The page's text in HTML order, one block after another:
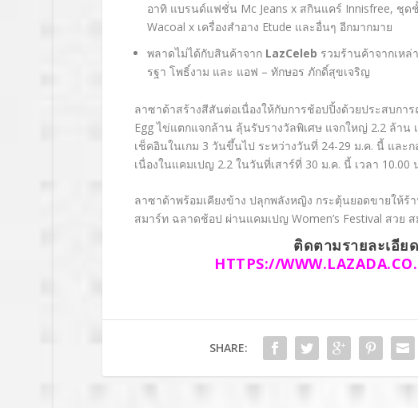
อาทิ แบรนด์แฟชั่น Mc Jeans x สกินแคร์ Innisfree, ชุด
Wacoal x เครื่องสำอาง Etude และอื่นๆ อีกมากมาย
พลาดไม่ได้กับสินค้าจาก LazCeleb รวมร้านค้าจากเหล่
รฐา โพธิ์งาม และ แอฟ – ทักษอร ภักดิ์สุขเจริญ
ลาซาด้าสร้างสีสันต่อเนื่องให้กับการช้อปปิ้งด้วยประสบกา
Egg ไข่แตกแจกล้าน ลุ้นรับรางวัลพิเศษ แจกใหญ่ 2.2 ล้าน
เช็คอินในเกม 3 วันขึ้นไป ระหว่างวันที่ 24-29 ม.ค. นี้ แล
เนื่องในแคมเปญ 2.2 ในวันที่เสาร์ที่ 30 ม.ค. นี้ เวลา 10.00
ลาซาด้าพร้อมเคียงข้าง ปลุกพลังหญิง กระตุ้นยอดขายให้
สมาร์ท ฉลาดช้อป ผ่านแคมเปญ Women’s Festival สวย
ติดตามรายละเอีย
HTTPS://
SHARE: